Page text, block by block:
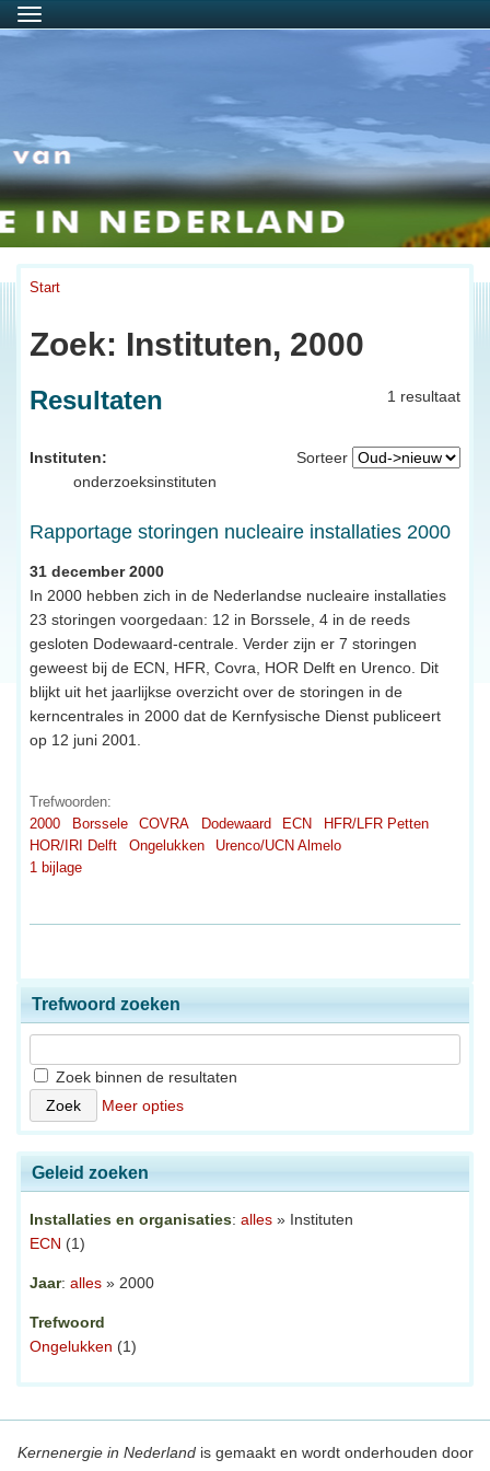
Menu
Start
Zoek: Instituten, 2000
1 resultaat
Resultaten
Sorteer
Instituten:
onderzoeksinstituten
Rapportage storingen nucleaire installaties 2000
31 december 2000
In 2000 hebben zich in de Nederlandse nucleaire installaties
23 storingen voorgedaan: 12 in Borssele, 4 in de reeds
gesloten Dodewaard-centrale. Verder zijn er 7 storingen
geweest bij de ECN, HFR, Covra, HOR Delft en Urenco. Dit
blijkt uit het jaarlijkse overzicht over de storingen in de
kerncentrales in 2000 dat de Kernfysische Dienst publiceert
op 12 juni 2001.
Trefwoorden:
2000
Borssele COVRA Dodewaard ECN
HFR/LFR Petten
HOR/IRI Delft
Ongelukken
Urenco/UCN Almelo
1 bijlage
Trefwoord zoeken
Zoek binnen de resultaten
Meer opties
Geleid zoeken
Installaties en organisaties: alles » Instituten
ECN (1)
Jaar: alles » 2000
Trefwoord
Ongelukken (1)
Kernenergie in Nederlandis gemaakt en wordt onderhouden door